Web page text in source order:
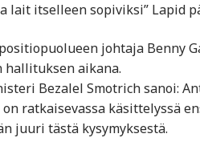
lait itselleen sopiviksi” Lapid
johtaja Benny
hallituksen aikana.
Bezalel Smotrich sanoi:
on ratkaisevassa käsittelyssä
juuri tästä kysymyksestä.